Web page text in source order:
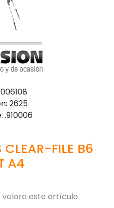
2625
.910006
CLEAR-FILE B6
A4
valora este artículo